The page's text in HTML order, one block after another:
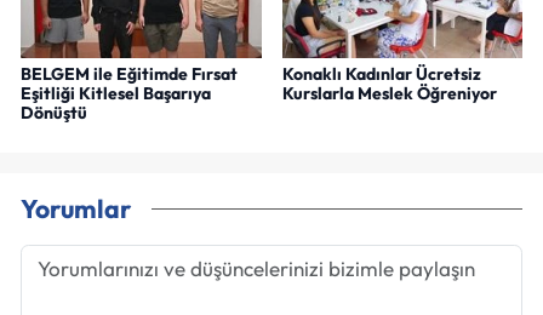
BELGEM ile Eğitimde Fırsat
Eşitliği Kitlesel Başarıya
Dönüştü
Konaklı Kadınlar Ücretsiz
Kurslarla Meslek Öğreniyor
Yorumlar